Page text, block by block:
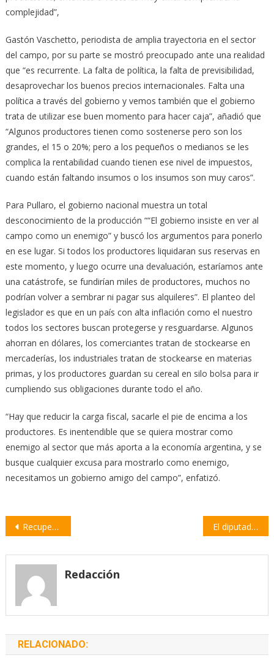
complejidad”,
Gastón Vaschetto, periodista de amplia trayectoria en el sector
del campo, por su parte se mostró preocupado ante una realidad
que “es recurrente. La falta de política, la falta de previsibilidad,
desaprovechar los buenos precios internacionales. Falta una
política a través del gobierno y vemos también que el gobierno
trata de utilizar ese buen momento para hacer caja”, añadió que
“Algunos productores tienen como sostenerse pero son los
grandes, el 15 o 20%; pero a los pequeños o medianos se les
complica la rentabilidad cuando tienen ese nivel de impuestos,
cuando están faltando insumos o los insumos son muy caros”.
Para Pullaro, el gobierno nacional muestra un total
desconocimiento de la producción ““El gobierno insiste en ver al
campo como un enemigo” y buscó los argumentos para ponerlo
en ese lugar. Si todos los productores liquidaran sus reservas en
este momento, y luego ocurre una devaluación, estaríamos ante
una catástrofe, se fundirían miles de productores, muchos no
podrían volver a sembrar ni pagar sus alquileres”. El planteo del
legislador es que en un país con alta inflación como el nuestro
todos los sectores buscan protegerse y resguardarse. Algunos
ahorran en dólares, los comerciantes tratan de stockearse en
mercaderías, los industriales tratan de stockearse en materias
primas, y los productores guardan su cereal en silo bolsa para ir
cumpliendo sus obligaciones durante todo el año.
“Hay que reducir la carga fiscal, sacarle el pie de encima a los
productores. Es inentendible que se quiera mostrar como
enemigo al sector que más aporta a la economía argentina, y se
busque cualquier excusa para mostrarlo como enemigo,
necesitamos un gobierno amigo del campo”, enfatizó.
Navegación
entradas
Recuperan móviles policiales para las comisarías de Cañada Rica y Pavón El diputado Marcos Cleri se reunió con Bomberos Voluntarios de nuestra región
Redacción
RELACIONADO: